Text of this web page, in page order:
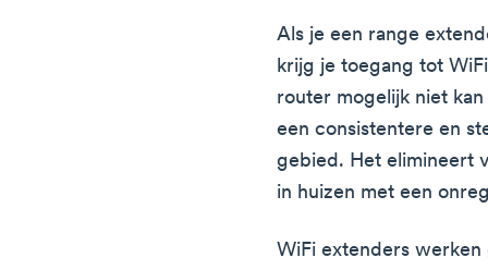
Als je een range
krijg je toegang tot
router mogelijk niet
een consistentere en
gebied. Het elimineert
in huizen met een
WiFi extenders